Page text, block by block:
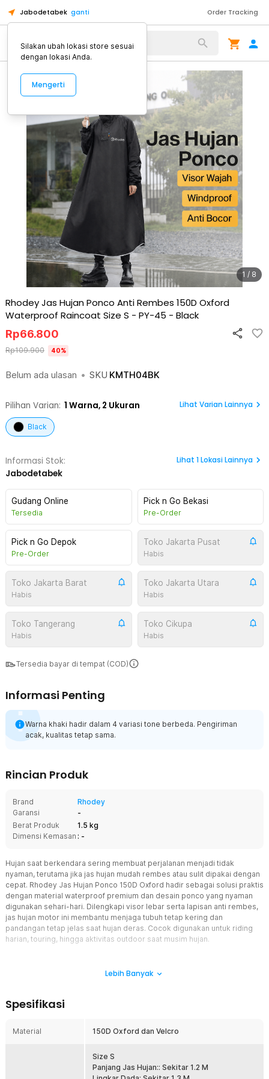
Jabodetabek ganti Order Tracking
Alat Kopi
1 / 8
Rhodey Jas Hujan Ponco Anti Rembes 150D Oxford
Waterproof Raincoat Size S - PY-45 - Black
Belum ada ulasan • SKU KMTH04BK
Rp66.800
Rp109.900 40%
Pilihan Varian: 1 Warna, 2 Ukuran Lihat Varian Lainnya
Black
Informasi Stok:
Jabodetabek
Lihat 1Lokasi Lainnya
Gudang Online
Tersedia
Pick n Go Bekasi
Pre-Order
Pick n Go Depok
Pre-Order
Toko Jakarta Pusat
Habis
Toko Jakarta Barat
Habis
Toko Jakarta Utara
Habis
Toko Tangerang
Habis
Toko Cikupa
Habis
Tersedia bayar di tempat (COD)
Informasi Penting
Warna khaki hadir dalam 4 variasi tone berbeda. Pengiriman
acak, kualitas tetap sama.
Rincian Produk
Brand
Rhodey
Garansi
-
Berat Produk
1.5 kg
Dimensi Kemasan : -
Hujan saat berkendara sering membuat perjalanan menjadi tidak
nyaman, terutama jika jas hujan mudah rembes atau sulit dipakai dengan
cepat. Rhodey Jas Hujan Ponco 150D Oxford hadir sebagai solusi praktis
dengan material waterproof premium dan desain ponco yang nyaman
digunakan sehari-hari. Dilengkapi visor lebar serta lapisan anti rembes,
jas hujan motor ini membantu menjaga tubuh tetap kering dan
pandangan tetap jelas saat hujan deras. Cocok digunakan untuk riding
harian, touring, hingga aktivitas outdoor saat musim hujan.
model setelan biasa. Anda tidak perlu repot memakai atasan dan
mendadak di perjalanan. Bukaan kancing memudahkan penggunaan
Visor Lebar untuk Pandangan Lebih Jelas
Lebih Banyak
Spesifikasi
Material 150D Oxford dan Velcro
Size S
Panjang Jas Hujan:: Sekitar 1.2 M
Silakan ubah lokasi store sesuai
dengan lokasi Anda.
Mengerti